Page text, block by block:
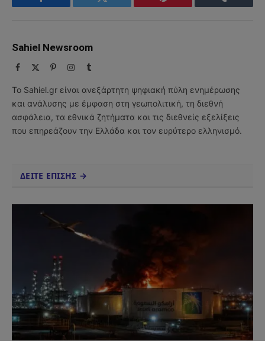
Facebook Twitter Pinterest Tumblr
Sahiel Newsroom
Facebook PinterestInstagram
Tumblr
Το Sahiel.gr είναι ανεξάρτητη ψηφιακή πύλη ενημέρωσης
και ανάλυσης με έμφαση στη γεωπολιτική, τη διεθνή
ασφάλεια, τα εθνικά ζητήματα και τις διεθνείς εξελίξεις
που επηρεάζουν την Ελλάδα και τον ευρύτερο ελληνισμό.
ΔΕΙΤΕ ΕΠΙΣΗΣ →